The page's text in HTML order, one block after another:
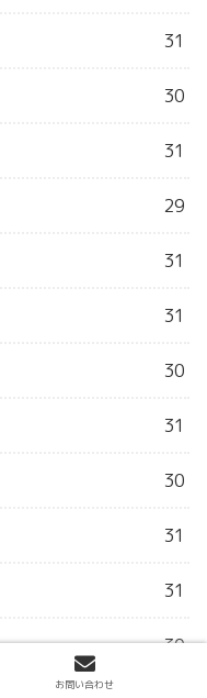
31
30
31
29
31
31
30
31
30
31
31
30
お問い合わせ